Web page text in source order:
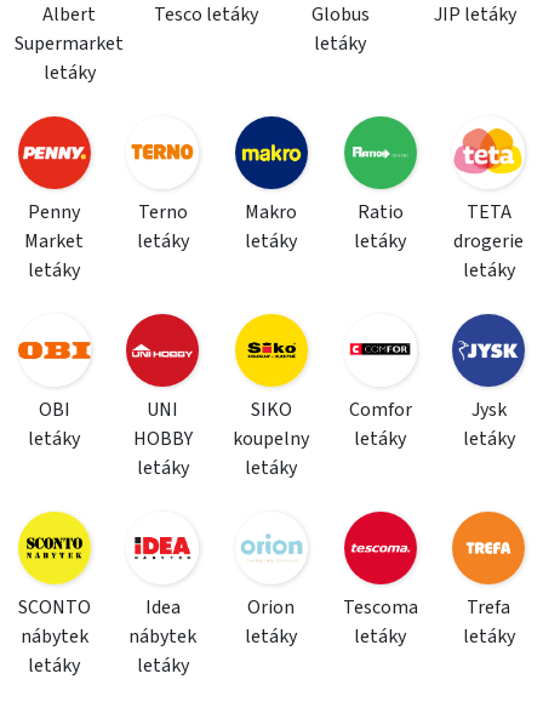
Albert
Supermarket
letáky
Tesco letáky
Globus
letáky
JIP letáky
Penny
Market
letáky
Terno
letáky
Makro
letáky
Ratio
letáky
TETA
drogerie
letáky
OBI
letáky
UNI
HOBBY
letáky
SIKO
koupelny
letáky
Comfor
letáky
Jysk
letáky
SCONTO
nábytek
letáky
Idea
nábytek
letáky
Orion
letáky
Tescoma
letáky
Trefa
letáky